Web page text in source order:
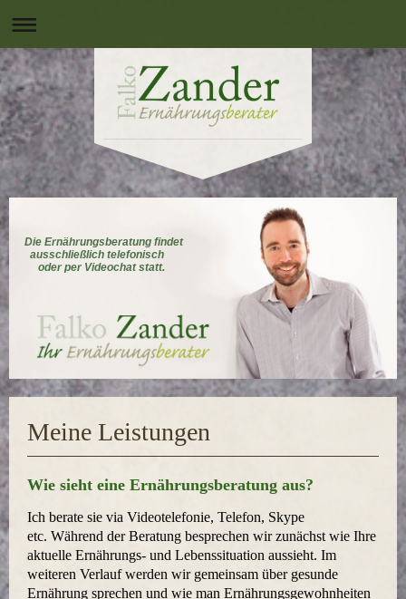
Die Ernährungsberatung findet
ausschließlich telefonisch
oder per Videochat statt.
Meine Leistungen
Wie sieht eine Ernährungsberatung aus?
Ich berate sie via Videotelefonie, Telefon, Skype
etc. Während der Beratung besprechen wir zunächst wie Ihre
aktuelle Ernährungs- und Lebenssituation aussieht. Im
weiteren Verlauf werden wir gemeinsam über gesunde
Ernährung sprechen und wie man Ernährungsgewohnheiten